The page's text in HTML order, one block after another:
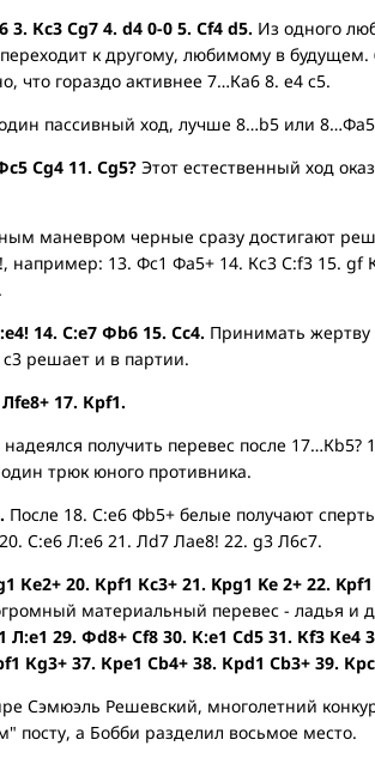
3. Кc3 Сg7 4. d4 0-0 5. Сf4 d5. Из одного
к другому, любимому в будущем.
что гораздо активнее 7…Ка6 8. е4 с5.
пассивный ход, лучше 8…b5 или
Сg4 11. Сg5? Этот естественный ход
маневром черные сразу достигают
например: 13. Фс1 Фa5+ 14. Кс3 С:f3 15. gf
14. С:e7 Фb6 15. Сc4. Принимать жертву
решает и в партии.
17. Крf1.
получить перевес после 17…Кb5?
трюк юного противника.
После 18. С:е6 Фb5+ белые получают
С:e6 Л:e6 21. Лd7 Лae8! 22. g3 Л6c7.
Кe2+ 20. Крf1 Кc3+ 21. Kpg1 Ke 2+ 22.
материальный перевес - ладья и
Л:e1 29. Фd8+ Сf8 30. К:e1 Сd5 31. Кf3 Кe4
Кg3+ 37. Крe1 Сb4+ 38. Крd1 Сb3+ 39.
Сэмюэль Решевский, многолетний
посту, а Бобби разделил восьмое место.